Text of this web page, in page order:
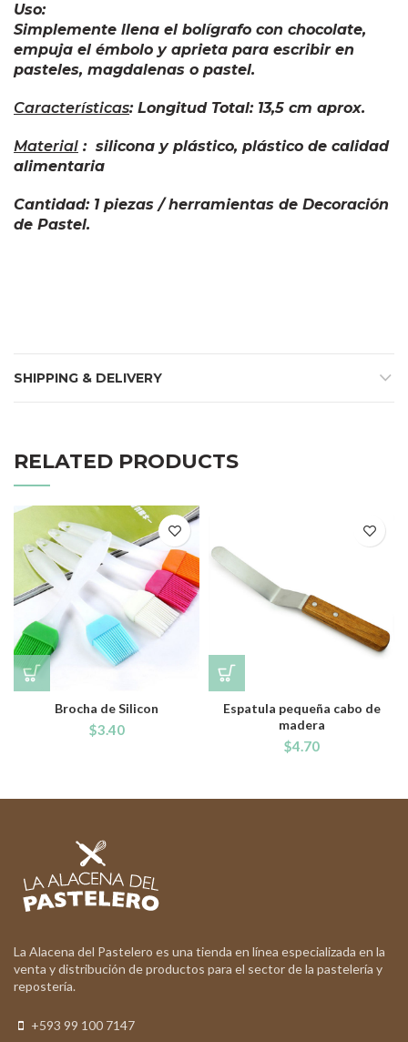
Uso:
Simplemente llena el bolígrafo con chocolate,
empuja el émbolo y aprieta para escribir en
pasteles, magdalenas o pastel.
Características: Longitud Total: 13,5 cm aprox.
Material : silicona y plástico, plástico de calidad
alimentaria
Cantidad: 1 piezas / herramientas de Decoración
de Pastel.
SHIPPING & DELIVERY
RELATED PRODUCTS
Brocha de Silicon
$3.40
Espatula pequeña cabo de
madera
$4.70
La Alacena del Pastelero es una tienda en línea especializada en la
venta y distribución de productos para el sector de la pastelería y
repostería.
+593 99 100 7147